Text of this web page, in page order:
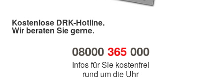
Kostenlose DRK-Hotline.
Wir beraten Sie gerne.
08000 365000
Infos für Sie kostenfrei
rund um die Uhr